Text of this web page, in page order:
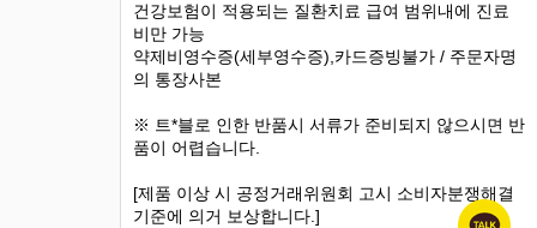
건강보험이 적용되는 질환치료 급여 범위내에 진료
비만 가능
약제비영수증(세부영수증),카드증빙불가 / 주문자명
의 통장사본
※ 트*블로 인한 반품시 서류가 준비되지 않으시면 반
품이 어렵습니다.
[제품 이상 시 공정거래위원회 고시 소비자분쟁해결
기준에 의거 보상합니다.]